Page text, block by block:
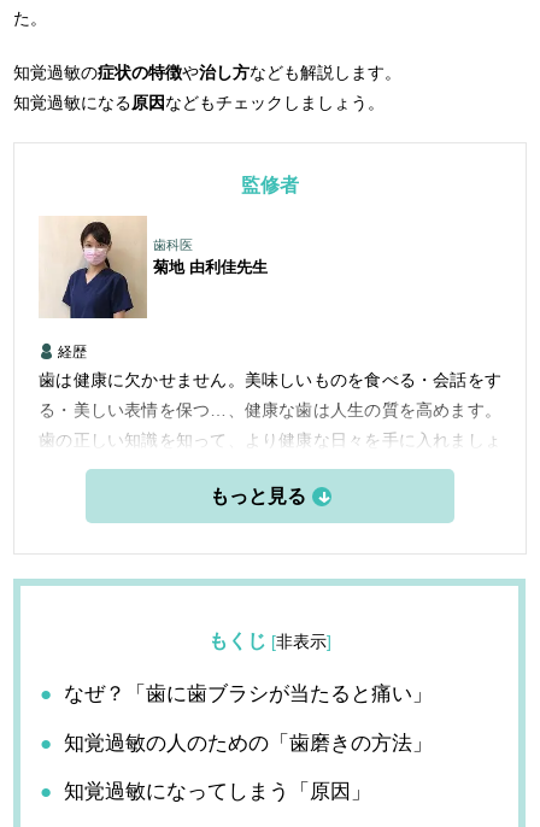
た。
知覚過敏の症状の特徴や治し方なども解説します。
知覚過敏になる原因などもチェックしましょう。
監修者
歯科医
菊地 由利佳先生
経歴
歯は健康に欠かせません。美味しいものを食べる・会話をす
る・美しい表情を保つ…、健康な歯は人生の質を高めます。
歯の正しい知識を知って、より健康な日々を手に入れましょ
もくじ [非表示]
なぜ？「歯に歯ブラシが当たると痛い」
知覚過敏の人のための「歯磨きの方法」
知覚過敏になってしまう「原因」